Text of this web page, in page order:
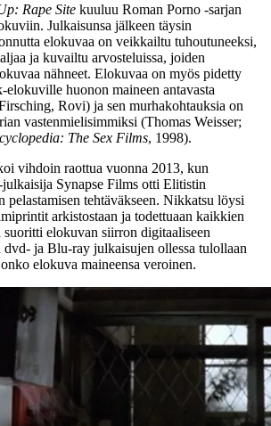
Rape Site kuuluu Roman Porno ‑sarjan
Julkaisunsa jälkeen täysin
elokuvaa on veikkailtu tuhoutuneeksi,
ja kuvailtu arvosteluissa, joiden
nähneet. Elokuvaa on myös pidetty
huonon maineen antavasta
, Rovi) ja sen murhakohtauksia on
vastenmielisimmiksi (Thomas Weisser;
The Sex Films, 1998).
vihdoin raottua vuonna 2013, kun
Synapse Films otti Elitistin
pelastamisen tehtäväkseen. Nikkatsu löysi
arkistostaan ja todettuaan kaikkien
elokuvan siirron digitaaliseen
ja Blu‑ray julkaisujen ollessa tulollaan
elokuva maineensa veroinen.